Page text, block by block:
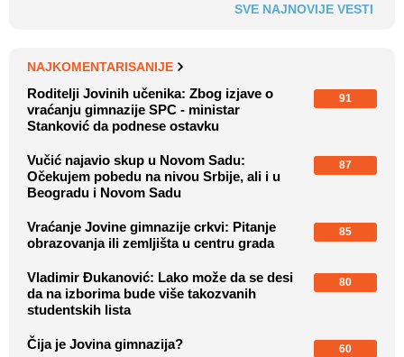
SVE NAJNOVIJE VESTI
NAJKOMENTARISANIJE
Roditelji Jovinih učenika: Zbog izjave o
vraćanju gimnazije SPC - ministar
Stanković da podnese ostavku
91
Vučić najavio skup u Novom Sadu:
Očekujem pobedu na nivou Srbije, ali i u
Beogradu i Novom Sadu
87
Vraćanje Jovine gimnazije crkvi: Pitanje
obrazovanja ili zemljišta u centru grada
85
Vladimir Đukanović: Lako može da se desi
da na izborima bude više takozvanih
studentskih lista
80
Čija je Jovina gimnazija? 60